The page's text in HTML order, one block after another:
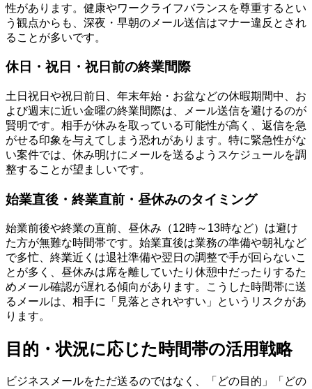
性があります。健康やワークライフバランスを尊重するとい
う観点からも、深夜・早朝のメール送信はマナー違反とされ
ることが多いです。
休日・祝日・祝日前の終業間際
土日祝日や祝日前日、年末年始・お盆などの休暇期間中、お
よび週末に近い金曜の終業間際は、メール送信を避けるのが
賢明です。相手が休みを取っている可能性が高く、返信を急
がせる印象を与えてしまう恐れがあります。特に緊急性がな
い案件では、休み明けにメールを送るようスケジュールを調
整することが望ましいです。
始業直後・終業直前・昼休みのタイミング
始業前後や終業の直前、昼休み（12時～13時など）は避け
た方が無難な時間帯です。始業直後は業務の準備や朝礼など
で多忙、終業近くは退社準備や翌日の調整で手が回らないこ
とが多く、昼休みは席を離していたり休憩中だったりするた
めメール確認が遅れる傾向があります。こうした時間帯に送
るメールは、相手に「見落とされやすい」というリスクがあ
ります。
目的・状況に応じた時間帯の活用戦略
ビジネスメールをただ送るのではなく、「どの目的」「どの